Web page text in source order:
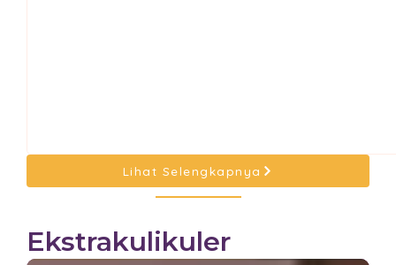
Lihat Selengkapnya
Ekstrakulikuler